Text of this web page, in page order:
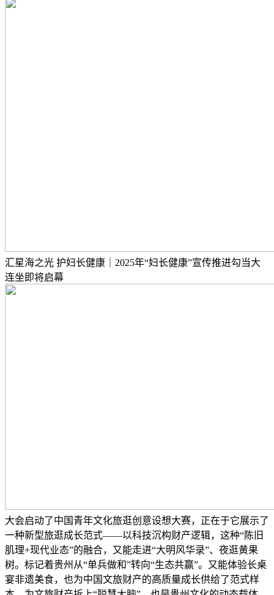
汇星海之光 护妇长健康｜2025年“妇长健康”宣传推进勾当大
连坐即将启幕
大会启动了中国青年文化旅逛创意设想大赛，正在于它展示了
一种新型旅逛成长范式——以科技沉构财产逻辑，这种“陈旧
肌理+现代业态”的融合，又能走进“大明风华录”、夜逛黄果
树。标记着贵州从“单兵做和”转向“生态共赢”。又能体验长桌
宴非遗美食，也为中国文旅财产的高质量成长供给了范式样